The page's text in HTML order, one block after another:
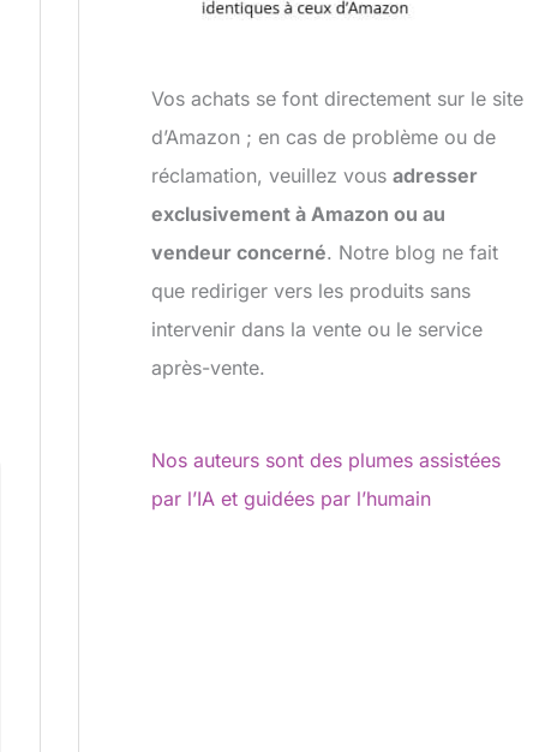
Vos achats se font directement sur le site
d’Amazon ; en cas de problème ou de
réclamation, veuillez vousadresser
exclusivement à Amazon ou au
vendeur concerné. Notre blog ne fait
que rediriger vers les produits sans
intervenir dans la vente ou le service
après-vente.
Nos auteurs sont des plumes assistées
par l’IA et guidées par l’humain